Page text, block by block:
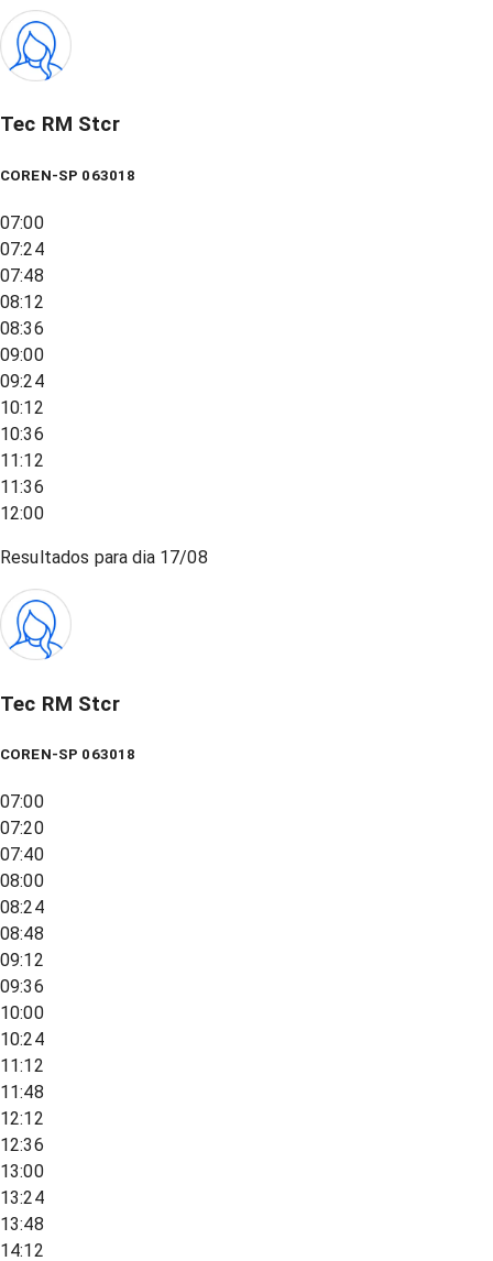
Tec RM Stcr
COREN-SP 063018
07:00
07:24
07:48
08:12
08:36
09:00
09:24
10:12
10:36
11:12
11:36
12:00
Resultados para dia 17/08
Tec RM Stcr
COREN-SP 063018
07:00
07:20
07:40
08:00
08:24
08:48
09:12
09:36
10:00
10:24
11:12
11:48
12:12
12:36
13:00
13:24
13:48
14:12